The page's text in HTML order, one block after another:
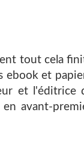
tout cela
ebook et
et l'éditrice
avant-